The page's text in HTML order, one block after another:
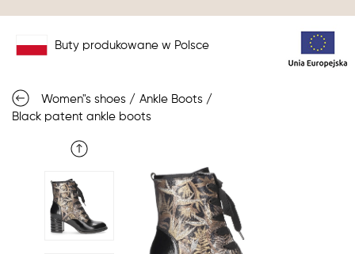
Buty produkowane w Polsce
Women"s shoes / Ankle Boots /
Black patent ankle boots